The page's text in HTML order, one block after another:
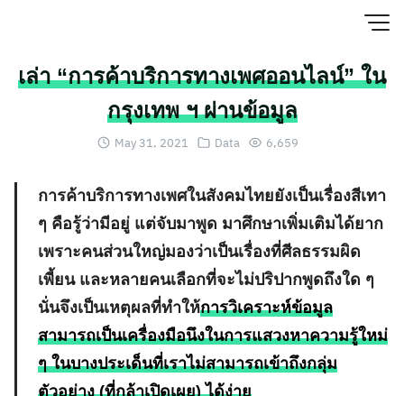
เล่า “การค้าบริการทางเพศออนไลน์” ใน
กรุงเทพ ฯ ผ่านข้อมูล
May 31, 2021 Data 6,659
การค้าบริการทางเพศในสังคมไทยยังเป็นเรื่องสีเทา
ๆ คือรู้ว่ามีอยู่ แต่จับมาพูด มาศึกษาเพิ่มเติมได้ยาก
เพราะคนส่วนใหญ่มองว่าเป็นเรื่องที่ศีลธรรมผิด
เพี้ยน และหลายคนเลือกที่จะไม่ปริปากพูดถึงใด ๆ
นั่นจึงเป็นเหตุผลที่ทำให้การวิเคราะห์ข้อมูล
สามารถเป็นเครื่องมือนึงในการแสวงหาความรู้ใหม่
ๆ ในบางประเด็นที่เราไม่สามารถเข้าถึงกลุ่ม
ตัวอย่าง (ที่กล้าเปิดเผย) ได้ง่าย